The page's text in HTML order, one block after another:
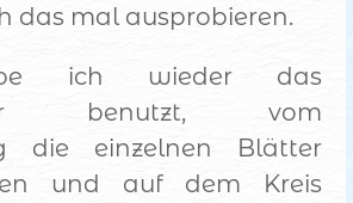
das mal ausprobieren.
ich wieder das
benutzt, vom
die einzelnen Blätter
und auf dem Kreis